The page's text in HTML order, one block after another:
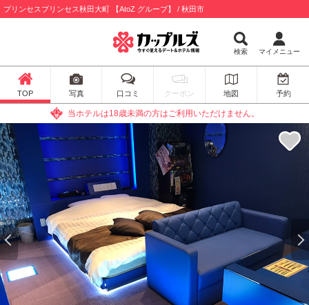
プリンセスプリンセス秋田大町 【AtoZ グループ】 / 秋田市
検索 マイメニュー
TOP 写真 口コミ クーポン 地図 予約
当ホテルは18歳未満の方はご利用いただけません。